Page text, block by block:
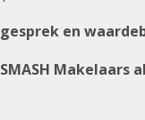
en
Makelaars